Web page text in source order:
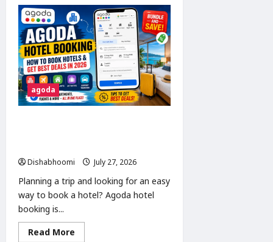
सारा-
गोविंदपुरी
मार्ग
चौड़ीकरण
की
कार्रवाई
शुरू,
मकानों
पर
लगे
लाल
निशान;
समय
agoda
Dishabhoomi
July 27, 2026
Planning a trip and looking for an easy
way to book a hotel? Agoda hotel
booking is...
Read More